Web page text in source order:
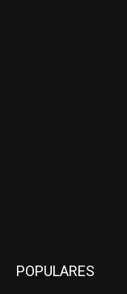
POPULARES